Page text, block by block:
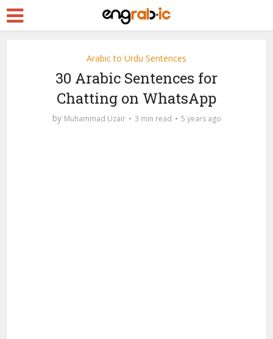
Arabic to Urdu Sentences
30 Arabic Sentences for
Chatting on WhatsApp
by Muhammad Uzair 3 min read 5 years ago